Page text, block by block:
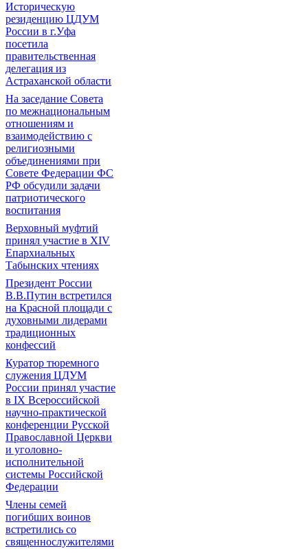
Историческую
резиденцию ЦДУМ
России в г.Уфа
посетила
правительственная
делегация из
Астраханской области
На заседание Совета
по межнациональным
отношениям и
взаимодействию с
религиозными
объединениями при
Совете Федерации ФС
РФ обсудили задачи
патриотического
воспитания
Верховный муфтий
принял участие в ХIV
Епархиальных
Табынских чтениях
Президент России
В.В.Путин встретился
на Красной площади с
духовными лидерами
традиционных
конфессий
Куратор тюремного
служения ЦДУМ
России принял участие
в IX Всероссийской
научно-практической
конференции Русской
Православной Церкви
и уголовно-
исполнительной
системы Российской
Федерации
Члены семей
погибших воинов
встретились со
священнослужителями